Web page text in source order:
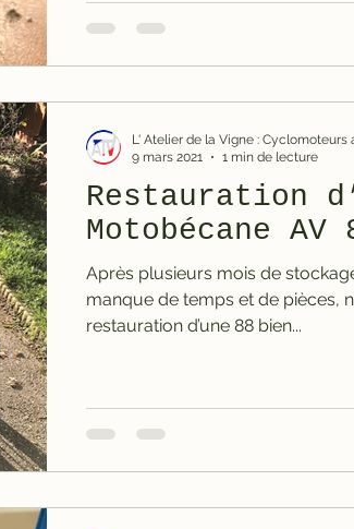
Restauration
Motobécane AV
Après plusieurs mois de
manque de temps et de pièces,
restauration d’une 88 bien...
L' Atelier de la Vigne : Cyclomoteurs
9 mars 2021
1 min de lecture